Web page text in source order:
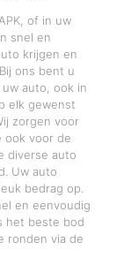
of in uw
snel en
krijgen en
ons bent u
auto, ook in
elk gewenst
zorgen voor
ook voor de
diverse auto
Uw auto
bedrag op.
en eenvoudig
het beste bod
ronden via de